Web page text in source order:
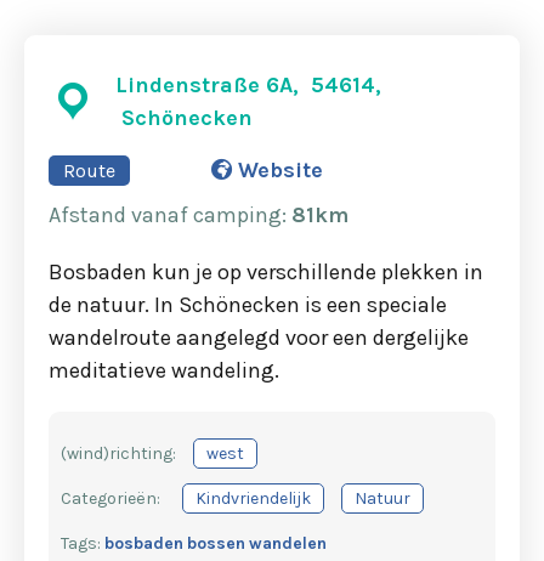
Lindenstraße 6A, 54614,
Schönecken
Route
Website
Afstand vanaf camping: 81km
Bosbaden kun je op verschillende plekken in
de natuur. In Schönecken is een speciale
wandelroute aangelegd voor een dergelijke
meditatieve wandeling.
(wind)richting: west
Categorieën: Kindvriendelijk Natuur
Tags: bosbaden bossen wandelen